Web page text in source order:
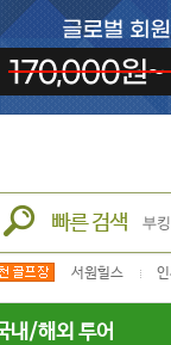
서원힐스
내/해외 투어